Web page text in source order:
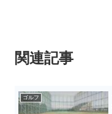
関連記事
ゴルフ